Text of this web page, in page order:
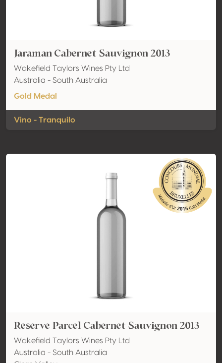
Jaraman Cabernet Sauvignon 2013
Wakefield Taylors Wines Pty Ltd
Australia - South Australia
Gold Medal
Vino - Tranquilo
Reserve Parcel Cabernet Sauvignon 2013
Wakefield Taylors Wines Pty Ltd
Australia - South Australia